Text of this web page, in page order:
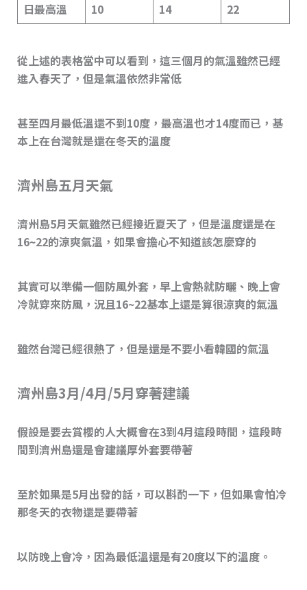
日最高溫
10 14 22
從上述的表格當中可以看到，這三個月的氣溫雖然已經
進入春天了，但是氣溫依然非常低
甚至四月最低溫還不到10度，最高溫也才14度而已，基
本上在台灣就是還在冬天的溫度
濟州島五月天氣
濟州島5月天氣雖然已經接近夏天了，但是溫度還是在
16~22的涼爽氣溫，如果會擔心不知道該怎麼穿的
其實可以準備一個防風外套，早上會熱就防曬、晚上會
冷就穿來防風，況且16~22基本上還是算很涼爽的氣溫
雖然台灣已經很熱了，但是還是不要小看韓國的氣溫
濟州島3月/4月/5月穿著建議
假設是要去賞櫻的人大概會在3到4月這段時間，這段時
間到濟州島還是會建議厚外套要帶著
至於如果是5月出發的話，可以斟酌一下，但如果會怕冷
那冬天的衣物還是要帶著
以防晚上會冷，因為最低溫還是有20度以下的溫度。